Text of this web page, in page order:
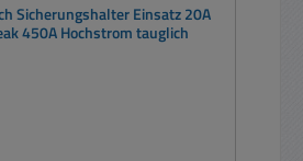
Sicherungshalter Einsatz 20A
450A Hochstrom tauglich